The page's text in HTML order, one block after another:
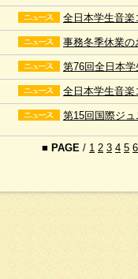
全日本学生音
事務冬季休業の
第76回全日本
全日本学生音
第15回国際ジ
■ PAGE / 1 2 3 4 5 6